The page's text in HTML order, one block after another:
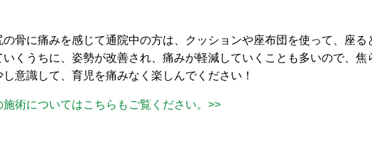
の骨に痛みを感じて通院中の方は、クッションや座布団を使って、座
くうちに、姿勢が改善され、痛みが軽減していくことも多いので、焦
意識して、育児を痛みなく楽しんでください！
施術についてはこちらもご覧ください。>>